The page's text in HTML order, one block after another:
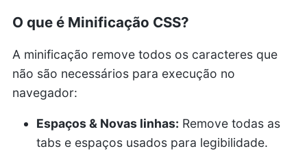
O que é Minificação CSS?
A minificação remove todos os caracteres que
não são necessários para execução no
navegador:
Espaços & Novas linhas: Remove todas as
tabs e espaços usados para legibilidade.